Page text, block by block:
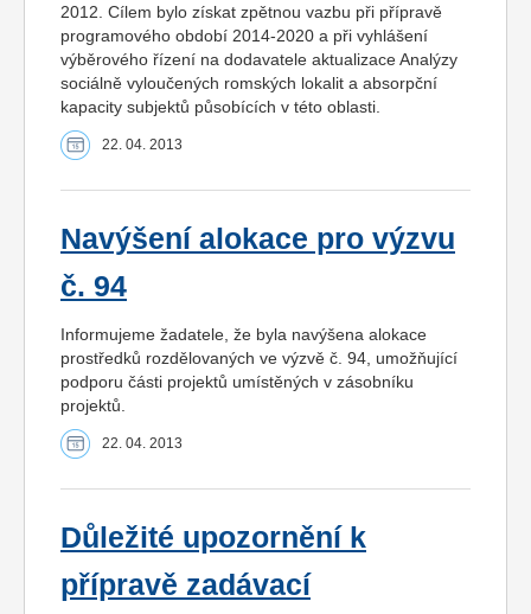
2012. Cílem bylo získat zpětnou vazbu při přípravě
programového období 2014-2020 a při vyhlášení
výběrového řízení na dodavatele aktualizace Analýzy
sociálně vyloučených romských lokalit a absorpční
kapacity subjektů působících v této oblasti.
22. 04. 2013
Navýšení alokace pro výzvu
č. 94
Informujeme žadatele, že byla navýšena alokace
prostředků rozdělovaných ve výzvě č. 94, umožňující
podporu části projektů umístěných v zásobníku
projektů.
22. 04. 2013
Důležité upozornění k
přípravě zadávací